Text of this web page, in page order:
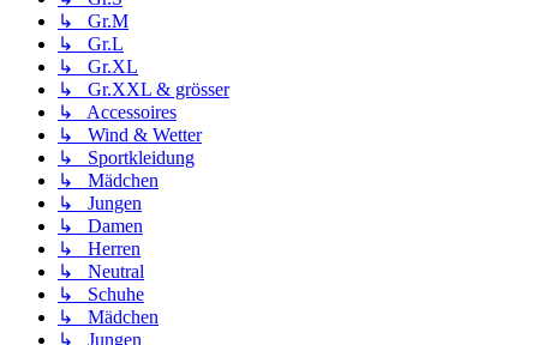
↳ Gr.M
↳ Gr.L
↳ Gr.XL
↳ Gr.XXL & grösser
↳ Accessoires
↳ Wind & Wetter
↳ Sportkleidung
↳ Mädchen
↳ Jungen
↳ Damen
↳ Herren
↳ Neutral
↳ Schuhe
↳ Mädchen
↳ Jungen